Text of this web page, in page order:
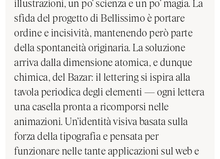
illustrazioni, un po’ scienza e un po’ magia. La
sfida del progetto di Bellissimo è portare
ordine e incisività, mantenendo però parte
della spontaneità originaria. La soluzione
arriva dalla dimensione atomica, e dunque
chimica, del Bazar: il lettering si ispira alla
tavola periodica degli elementi — ogni lettera
una casella pronta a ricomporsi nelle
animazioni. Un’identità visiva basata sulla
forza della tipografia e pensata per
funzionare nelle tante applicazioni sul web e